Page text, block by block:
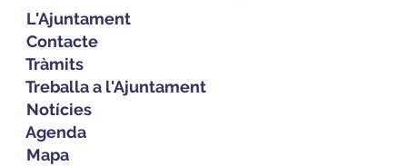
L'Ajuntament
Contacte
Tràmits
Treballa a l'Ajuntament
Notícies
Agenda
Mapa